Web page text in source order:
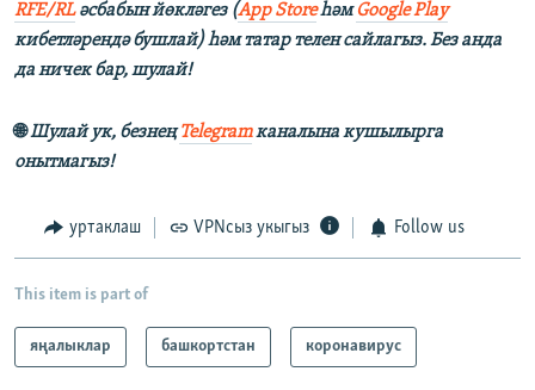
RFE/RLәсбабын йөкләгез (App StoreһәмGoogle Play
кибетләрендә бушлай) һәм татар телен сайлагыз. Без анда
да ничек бар, шулай!
🌐Шулай ук, безнеңTelegramканалына кушылырга
онытмагыз!
уртаклаш VPNсыз укыгыз Follow us
This item is part of
яңалыклар башкортстан коронавирус